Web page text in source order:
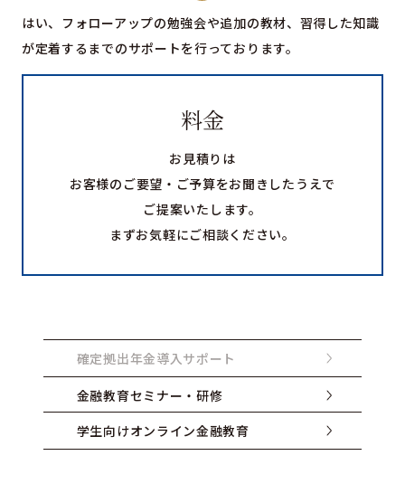
はい、フォローアップの勉強会や追加の教材、習得した知識
が定着するまでのサポートを行っております。
料金
お見積りは
お客様のご要望・ご予算をお聞きしたうえで
ご提案いたします。
まずお気軽にご相談ください。
確定拠出年金導入サポート
金融教育セミナー・研修
学生向けオンライン金融教育